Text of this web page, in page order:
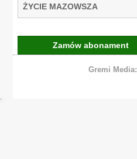
ŻYCIE MAZOWSZA
Zamów abonament
Gremi Media: